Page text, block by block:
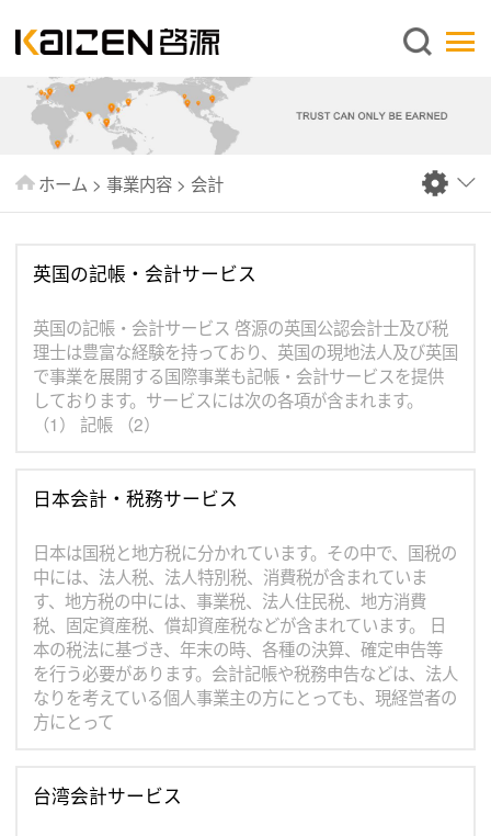
日本語
企業情報
事業内容
ニュース
出版物
よくあるご質問
お問い合わせ
ホーム > 事業内容 > 会計
英国の記帳・会計サービス
英国の記帳・会計サービス 啓源の英国公認会計士及び税
理士は豊富な経験を持っており、英国の現地法人及び英国
で事業を展開する国際事業も記帳・会計サービスを提供
しております。サービスには次の各項が含まれます。
（1） 記帳 （2）
日本会計・税務サービス
日本は国税と地方税に分かれています。その中で、国税の
中には、法人税、法人特別税、消費税が含まれていま
す、地方税の中には、事業税、法人住民税、地方消費
税、固定資産税、償却資産税などが含まれています。 日
本の税法に基づき、年末の時、各種の決算、確定申告等
を行う必要があります。会計記帳や税務申告などは、法人
なりを考えている個人事業主の方にとっても、現経営者の
方にとって
台湾会計サービス